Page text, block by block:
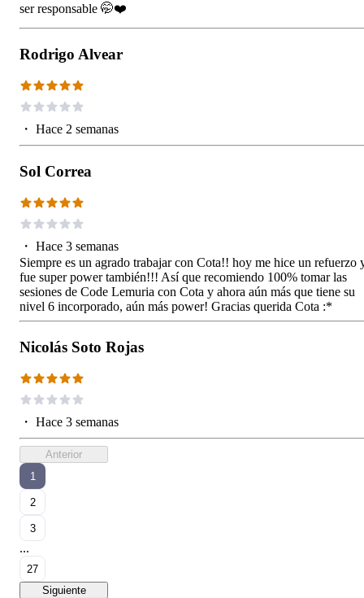
ser responsable 🤭❤️
Rodrigo Alvear
・ Hace 2 semanas
Sol Correa
・ Hace 3 semanas
Siempre es un agrado trabajar con Cota!! hoy me hice un refuerzo
fue super power también!!! Así que recomiendo 100% tomar las
sesiones de Code Lemuria con Cota y ahora aún más que tiene su
nivel 6 incorporado, aún más power! Gracias querida Cota :*
Nicolás Soto Rojas
・ Hace 3 semanas
Anterior
1
2
3
...
27
Siguiente